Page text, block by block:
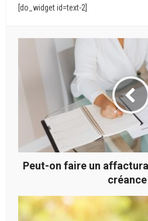
[do_widget id=text-2]
Peut-on faire un
créance